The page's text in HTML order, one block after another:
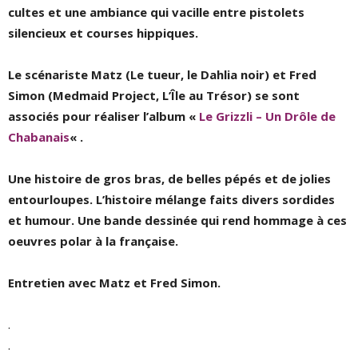
cultes et une ambiance qui vacille entre pistolets
silencieux et courses hippiques.
Le scénariste Matz (Le tueur, le Dahlia noir) et Fred
Simon (Medmaid Project, L’Île au Trésor) se sont
associés pour réaliser l’album « Le Grizzli – Un Drôle de
Chabanais« .
Une histoire de gros bras, de belles pépés et de jolies
entourloupes. L’histoire mélange faits divers sordides
et humour. Une bande dessinée qui rend hommage à ces
oeuvres polar à la française.
Entretien avec Matz et Fred Simon.
.
.